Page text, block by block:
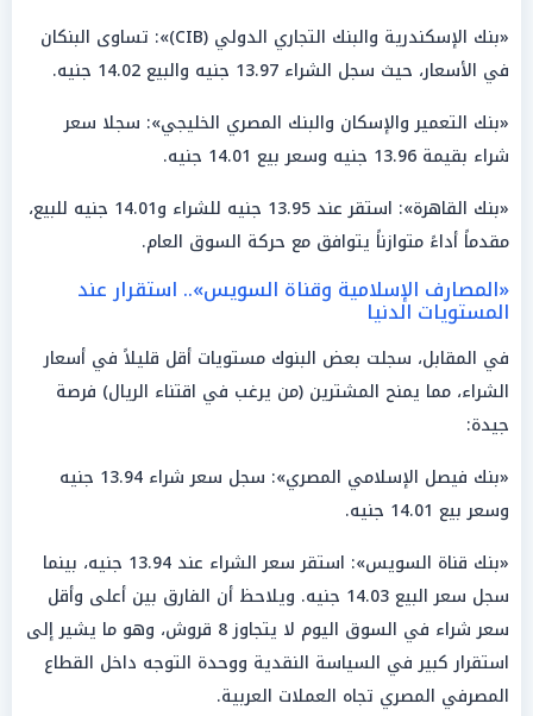
«بنك الإسكندرية والبنك التجاري الدولي (CIB)»: تساوى البنكان
في الأسعار، حيث سجل الشراء 13.97 جنيه والبيع 14.02 جنيه.
«بنك التعمير والإسكان والبنك المصري الخليجي»: سجلا سعر
شراء بقيمة 13.96 جنيه وسعر بيع 14.01 جنيه.
«بنك القاهرة»: استقر عند 13.95 جنيه للشراء و14.01 جنيه للبيع،
مقدماً أداءً متوازناً يتوافق مع حركة السوق العام.
«المصارف الإسلامية وقناة السويس».. استقرار عند
المستويات الدنيا
في المقابل، سجلت بعض البنوك مستويات أقل قليلاً في أسعار
الشراء، مما يمنح المشترين (من يرغب في اقتناء الريال) فرصة
جيدة:
«بنك فيصل الإسلامي المصري»: سجل سعر شراء 13.94 جنيه
وسعر بيع 14.01 جنيه.
«بنك قناة السويس»: استقر سعر الشراء عند 13.94 جنيه، بينما
سجل سعر البيع 14.03 جنيه. ويلاحظ أن الفارق بين أعلى وأقل
سعر شراء في السوق اليوم لا يتجاوز 8 قروش، وهو ما يشير إلى
استقرار كبير في السياسة النقدية ووحدة التوجه داخل القطاع
المصرفي المصري تجاه العملات العربية.